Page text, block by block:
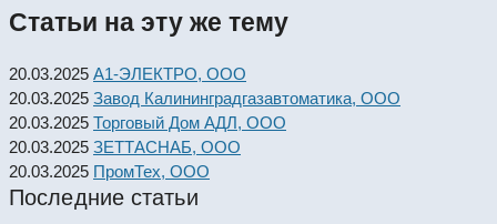
Статьи на эту же тему
20.03.2025 А1-ЭЛЕКТРО, ООО
20.03.2025 Завод Калининградгазавтоматика, ООО
20.03.2025 Торговый Дом АДЛ, ООО
20.03.2025 ЗЕТТАСНАБ, ООО
20.03.2025 ПромТех, ООО
Последние статьи